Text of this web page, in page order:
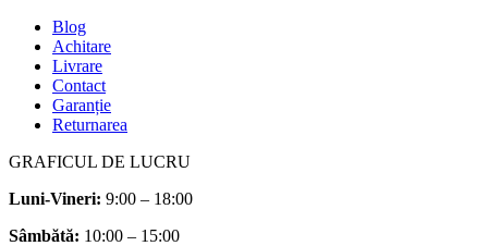
Blog
Achitare
Livrare
Contact
Garanție
Returnarea
GRAFICUL DE LUCRU
Luni-Vineri: 9:00 – 18:00
Sâmbătă: 10:00 – 15:00